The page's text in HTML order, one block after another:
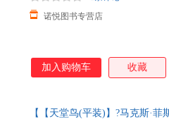
诺悦图书专营店
加入购物车 收藏
【【天堂鸟(平装)】?马克斯·菲